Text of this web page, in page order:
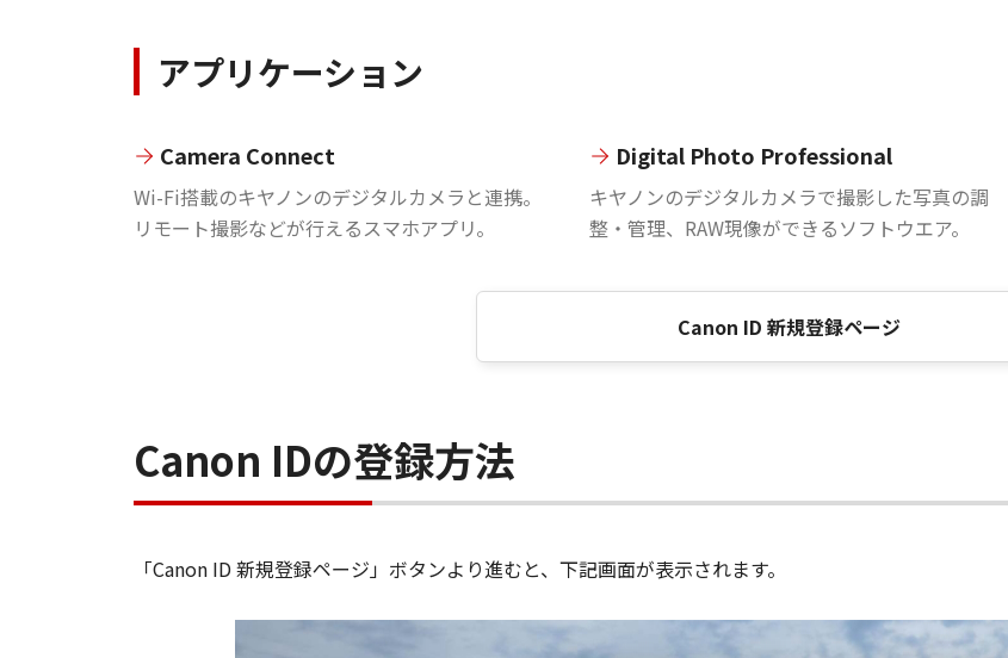
アプリケーション
Camera Connect
Wi-Fi搭載のキヤノンのデジタルカメラと連携。
リモート撮影などが行えるスマホアプリ。
Digital Photo Professional
キヤノンのデジタルカメラで撮影した写真の調
整・管理、RAW現像ができるソフトウエア。
Canon ID 新規登録ページ
Canon IDの登録方法
「Canon ID 新規登録ページ」ボタンより進むと、下記画面が表示されます。